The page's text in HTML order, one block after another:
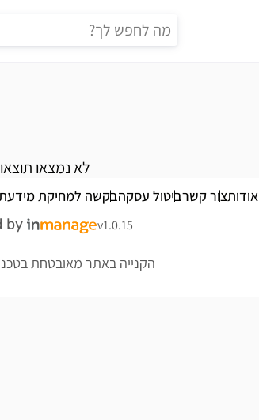
לא נמצאו
אודותצור קשרביטול עסקהבקשה למחיקת מידע
v1.0.15
הקנייה באתר מאובטחת